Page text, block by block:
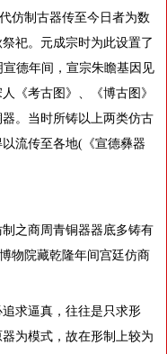
仿制古器传至今日者为数
祀。元成宗时为此设置了
德年间，宣宗朱瞻基因见
《考古图》、《博古图》
。当时所铸以上两类仿古
流传至各地(《宣德彝器
之商周青铜器器底多铸有
物院藏乾隆年间宫廷仿商
求逼真，往往是只求形
为模式，故在形制上较为